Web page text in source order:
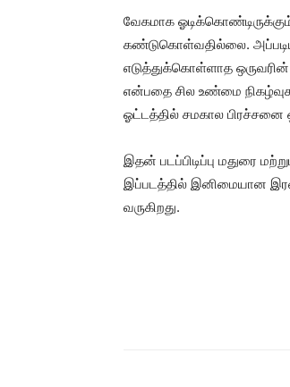
வேகமாக
கண்டுகொள்வதில்லை.
எடுத்துக்கொள்ளாத
என்பதை சில உண்மை
ஓட்டத்தில் சமகால
இதன் படப்பிடிப்பு மதுரை
இப்படத்தில் இனிமையான
வருகிறது.